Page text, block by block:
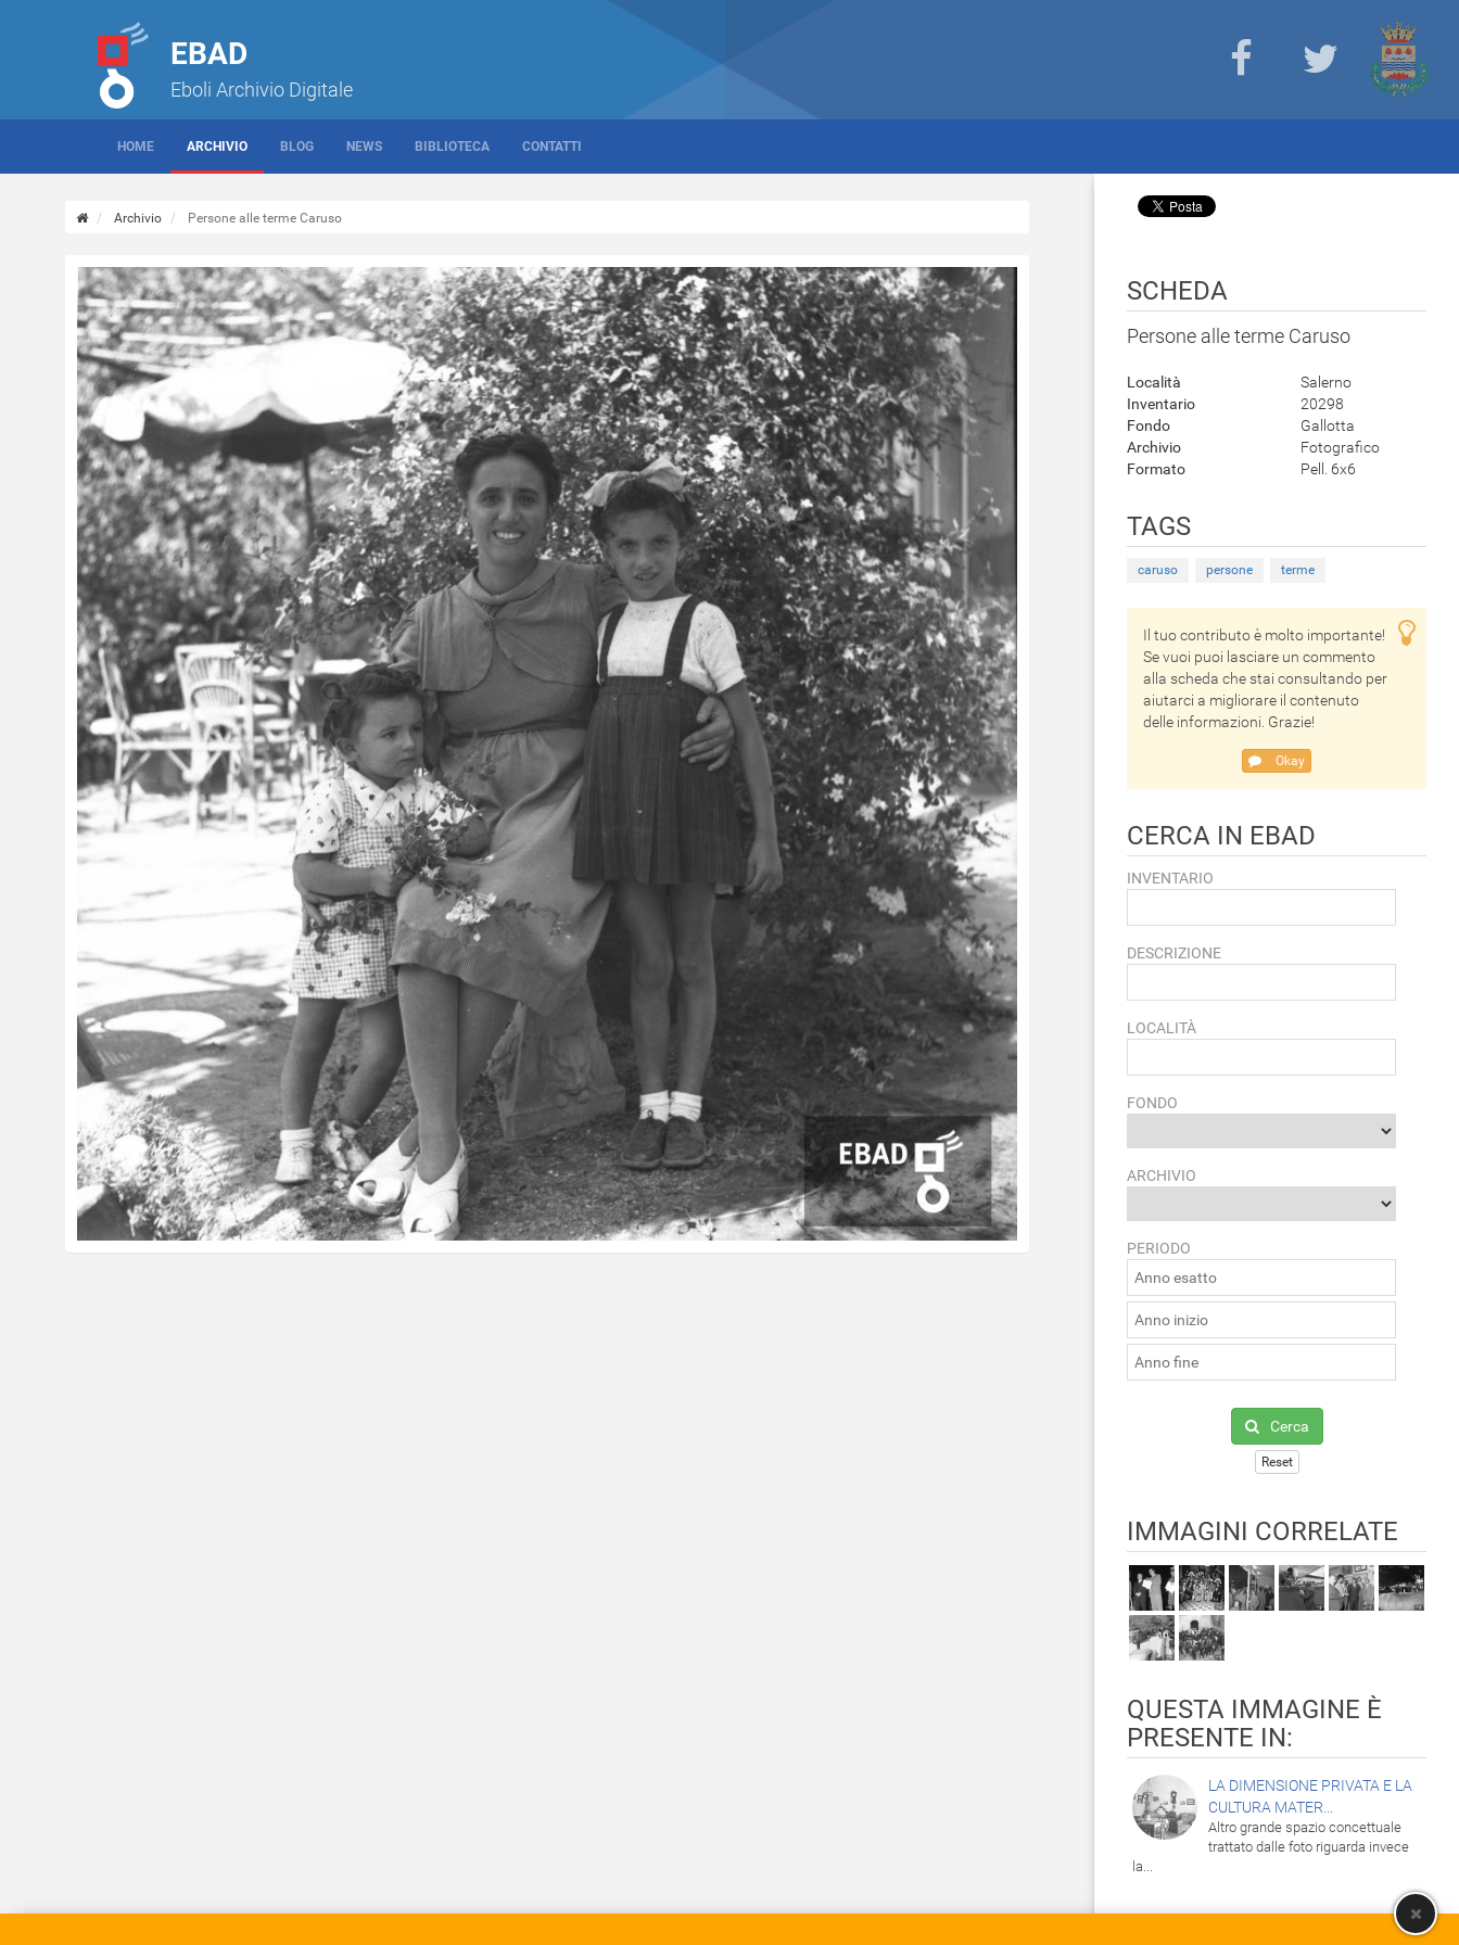
EBAD
Eboli Archivio Digitale
HOME ARCHIVIO BLOG NEWS BIBLIOTECA CONTATTI
Archivio Persone alle terme Caruso
SCHEDA
Persone alle terme Caruso
Località
Salerno
Inventario
20298
Fondo
Gallotta
Archivio
Fotografico
Formato
Pell. 6x6
TAGS
caruso persone terme
Il tuo contributo è molto importante!
Se vuoi puoi lasciare un commento
alla scheda che stai consultando per
aiutarci a migliorare il contenuto
delle informazioni. Grazie!
Okay
CERCA IN EBAD
INVENTARIO
DESCRIZIONE
LOCALITÀ
FONDO
ARCHIVIO
PERIODO
Cerca
Reset
IMMAGINI CORRELATE
QUESTA IMMAGINE È
PRESENTE IN:
LA DIMENSIONE PRIVATA E LA
CULTURA MATER...
Altro grande spazio concettuale
trattato dalle foto riguarda invece
la...